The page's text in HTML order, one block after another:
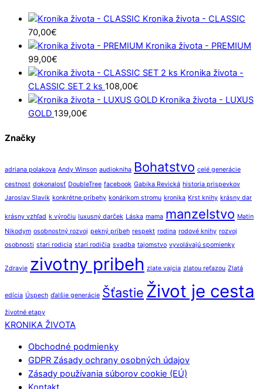
Kronika života - CLASSIC
70,00€
Kronika života - PREMIUM
99,00€
Kronika života -
CLASSIC SET 2 ks 108,00€
Kronika života - LUXUS
GOLD 139,00€
Značky
adriana polakova Andy Winson audiokniha Bohatstvo celé generácie
cestnost dokonalosť DoubleTree facebook Gabika Revická historia prispevkov
Jaroslav Slavik konkrétne príbehy konárikom stromu kronika Krst knihy krásny dar
krásny vzhľad k výročiu luxusný darček Láska mama manzelstvo Matin
Nikodym osobnostný rozvoj pekný príbeh respekt rodina rodové knihy rozvoj
osobnosti stari rodicia starí rodičia svadba tajomstvo vyvolávajú spomienky
Zdravie zivotny pribeh zlate vajcia zlatou reťazou Zlatá
edícia Úspech ďalšie generácie Šťastie Život je cesta
životné etapy
Back
Top
KRONIKA ŽIVOTA
Obchodné podmienky
GDPR Zásady ochrany osobných údajov
Zásady používania súborov cookie (EÚ)